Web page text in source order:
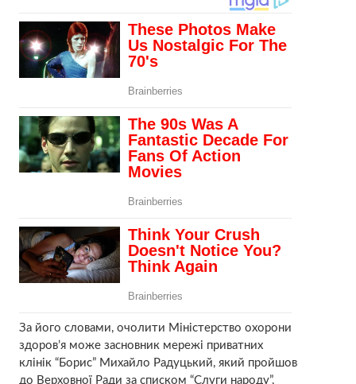
За його словами, очолити Міністерство охорони
здоров’я може засновник мережі приватних
клінік “Борис” Михайло Радуцький, який пройшов
до Верховної Ради за списком “Слуги народу”.